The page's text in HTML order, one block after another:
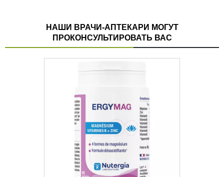
НАШИ ВРАЧИ-АПТЕКАРИ МОГУТ
ПРОКОНСУЛЬТИРОВАТЬ ВАС